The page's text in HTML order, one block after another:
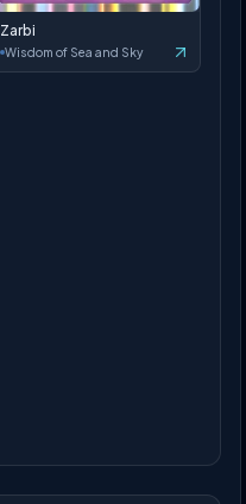
Zarbi
Wisdom of Sea and Sky